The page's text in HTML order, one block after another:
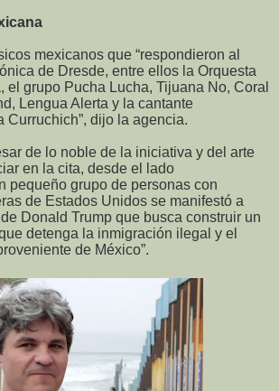
mexicanos que “respondieron al
de Dresde, entre ellos la Orquesta
el grupo Pucha Lucha, Tijuana No, Coral
Lengua Alerta y la cantante
Curruchich”, dijo la agencia.
de lo noble de la iniciativa y del arte
en la cita, desde el lado
pequeño grupo de personas con
de Estados Unidos se manifestó a
Donald Trump que busca construir un
detenga la inmigración ilegal y el
de México”.